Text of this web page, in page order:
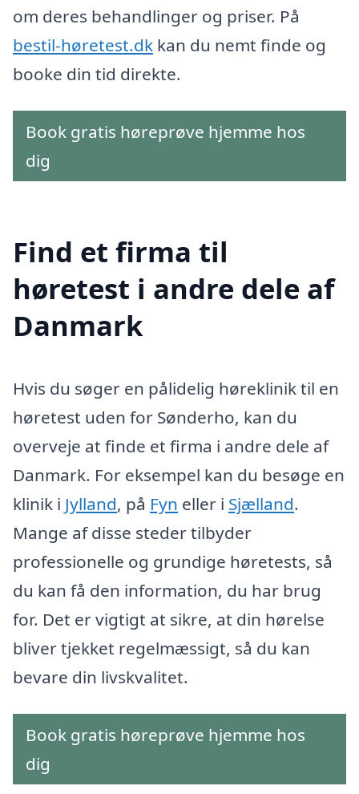
om deres behandlinger og priser. På
bestil-høretest.dk kan du nemt finde og
booke din tid direkte.
Book gratis høreprøve hjemme hos
dig
Find et firma til
høretest i andre dele af
Danmark
Hvis du søger en pålidelig høreklinik til en
høretest uden for Sønderho, kan du
overveje at finde et firma i andre dele af
Danmark. For eksempel kan du besøge en
klinik i Jylland, på Fyn eller i Sjælland.
Mange af disse steder tilbyder
professionelle og grundige høretests, så
du kan få den information, du har brug
for. Det er vigtigt at sikre, at din hørelse
bliver tjekket regelmæssigt, så du kan
bevare din livskvalitet.
Book gratis høreprøve hjemme hos
dig